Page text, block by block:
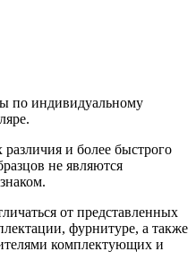
по индивидуальному
и более быстрого
не являются
от представленных
фурнитуре, а также
комплектующих и